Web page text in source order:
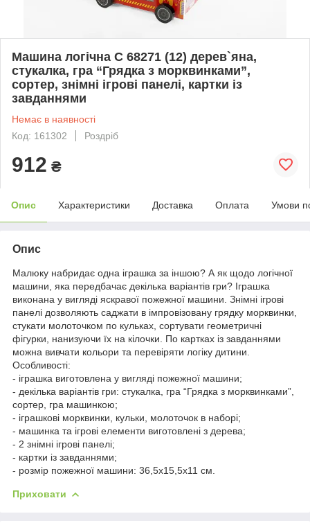
Машина логічна C 68271 (12) дерев`яна,
стукалка, гра “Грядка з морквинками”,
сортер, знімні ігрові панелі, картки із
завданнями
Немає в наявності
Код: 161302
Роздріб
912 ₴
Опис Характеристики Доставка Оплата Умови
Опис
Малюку набридає одна іграшка за іншою? А як щодо логічної
машини, яка передбачає декілька варіантів гри? Іграшка
виконана у вигляді яскравої пожежної машини. Знімні ігрові
панелі дозволяють саджати в імпровізовану грядку морквинки,
стукати молоточком по кульках, сортувати геометричні
фігурки, нанизуючи їх на кілочки. По картках із завданнями
можна вивчати кольори та перевіряти логіку дитини.
Особливості:
- іграшка виготовлена у вигляді пожежної машини;
- декілька варіантів гри: стукалка, гра “Грядка з морквинками”,
сортер, гра машинкою;
- іграшкові морквинки, кульки, молоточок в наборі;
- машинка та ігрові елементи виготовлені з дерева;
- 2 знімні ігрові панелі;
- картки із завданнями;
- розмір пожежної машини: 36,5х15,5х11 см.
Приховати